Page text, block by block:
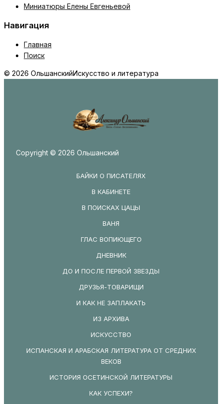
Миниатюры Елены Евгеньевой
Навигация
Главная
Поиск
© 2026 ОльшанскийИскусство и литература
Copyright © 2026 Ольшанский
БАЙКИ О ПИСАТЕЛЯХ
В КАБИНЕТЕ
В ПОИСКАХ ЦАЦЫ
ВАНЯ
ГЛАС ВОПИЮЩЕГО
ДНЕВНИК
ДО И ПОСЛЕ ПЕРВОЙ ЗВЕЗДЫ
ДРУЗЬЯ-ТОВАРИЩИ
И КАК НЕ ЗАПЛАКАТЬ
ИЗ АРХИВА
ИСКУССТВО
ИСПАНСКАЯ И АРАБСКАЯ ЛИТЕРАТУРА ОТ СРЕДНИХ
ВЕКОВ
ИСТОРИЯ ОСЕТИНСКОЙ ЛИТЕРАТУРЫ
КАК УСПЕХИ?